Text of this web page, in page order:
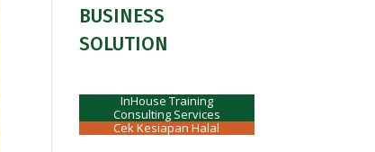
BUSINESS
SOLUTION
InHouse Training
Consulting Services
Cek Kesiapan Halal